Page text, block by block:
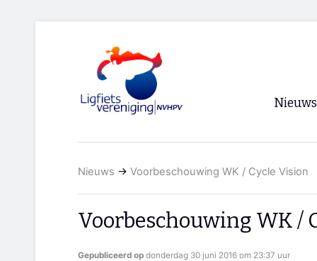
Nieuws
RSS
Nieuws → Voorbeschouwing WK / Cycle Vision
Voorbeschouwing WK /
Gepubliceerd op donderdag 30 juni 2016 om 23:37 uur